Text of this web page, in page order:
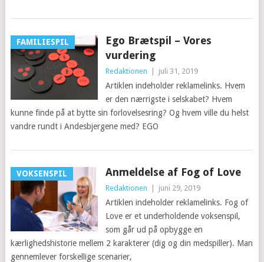
FAMILIESPIL
Ego Brætspil – Vores
vurdering
Redaktionen juli 31, 2019
Artiklen indeholder reklamelinks. Hvem
er den nærrigste i selskabet? Hvem
kunne finde på at bytte sin forlovelsesring? Og hvem ville du helst
vandre rundt i Andesbjergene med? EGO
VOKSENSPIL Anmeldelse af Fog of Love
Redaktionen juni 29, 2019
Artiklen indeholder reklamelinks. Fog of
Love er et underholdende voksenspil,
som går ud på opbygge en
kærlighedshistorie mellem 2 karakterer (dig og din medspiller). Man
gennemlever forskellige scenarier,